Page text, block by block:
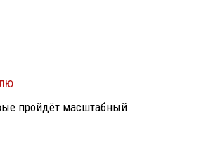
пройдёт масштабный